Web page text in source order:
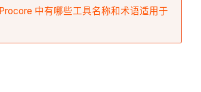
Procore 中有哪些工具名称和术语适用于